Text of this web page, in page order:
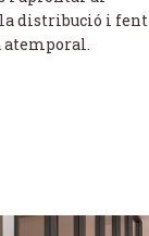
distribució i fent
atemporal.